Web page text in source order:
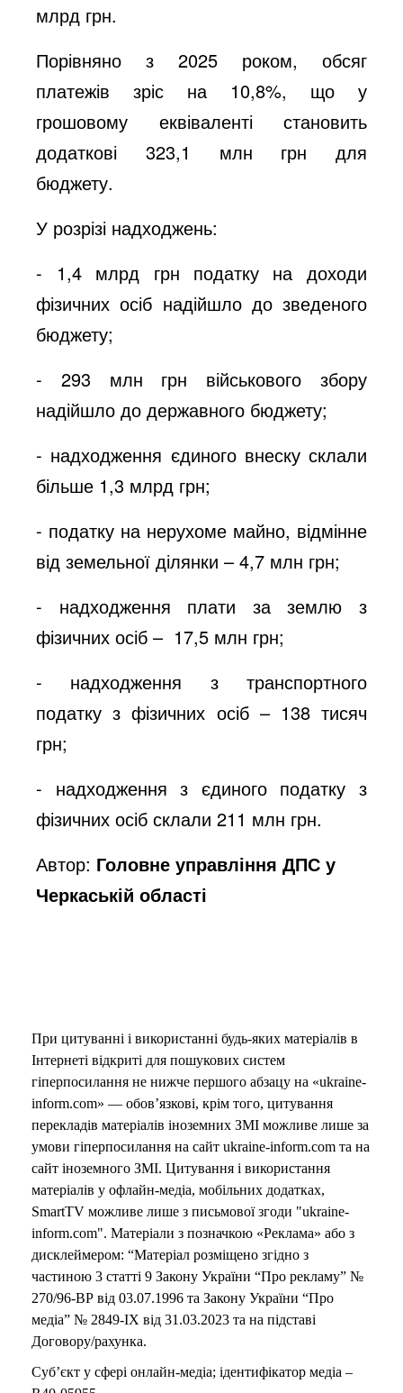
млрд грн.
Порівняно з 2025 роком, обсяг
платежів зріс на 10,8%, що у
грошовому еквіваленті становить
додаткові 323,1 млн грн для
бюджету.
У розрізі надходжень:
- 1,4 млрд грн податку на доходи
фізичних осіб надійшло до зведеного
бюджету;
- 293 млн грн військового збору
надійшло до державного бюджету;
- надходження єдиного внеску склали
більше 1,3 млрд грн;
- податку на нерухоме майно, відмінне
від земельної ділянки – 4,7 млн грн;
- надходження плати за землю з
фізичних осіб – 17,5 млн грн;
- надходження з транспортного
податку з фізичних осіб – 138 тисяч
грн;
- надходження з єдиного податку з
фізичних осіб склали 211 млн грн.
Автор: Головне управління ДПС у
Черкаській області
При цитуванні і використанні будь-яких матеріалів в
Інтернеті відкриті для пошукових систем
гіперпосилання не нижче першого абзацу на «ukraine-
inform.com» — обов’язкові, крім того, цитування
перекладів матеріалів іноземних ЗМІ можливе лише за
умови гіперпосилання на сайт ukraine-inform.com та на
сайт іноземного ЗМІ. Цитування і використання
матеріалів у офлайн-медіа, мобільних додатках,
SmartTV можливе лише з письмової згоди "ukraine-
inform.com". Матеріали з позначкою «Реклама» або з
дисклеймером: “Матеріал розміщено згідно з
частиною 3 статті 9 Закону України “Про рекламу” №
270/96-ВР від 03.07.1996 та Закону України “Про
медіа” № 2849-IX від 31.03.2023 та на підставі
Договору/рахунка.
Суб’єкт у сфері онлайн-медіа; ідентифікатор медіа –